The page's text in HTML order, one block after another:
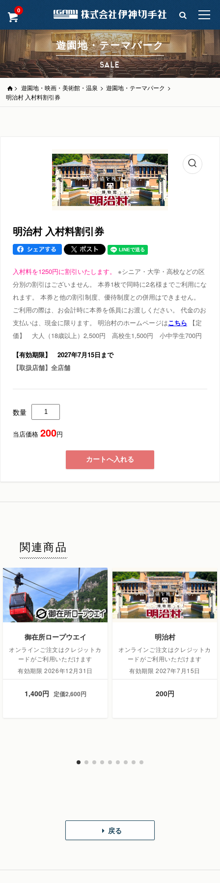
0
遊園地・テーマパーク
SALE
> 遊園地・映画・美術館・温泉 > 遊園地・テーマパーク >
明治村 入村料割引券
明治村 入村料割引券
入村料を1250円に割引いたします。
※シニア・大学・高校などの区
分別の割引はございません。 本券1枚で同時に2名様 までご利用にな
れます。 本券と他の割引制度、優待制度との併用はできません。
ご利用の際は、お会計時に本券を係員にお渡しください。 代金のお
支払いは、現金に限ります。 明治村のホームページはこちら 【定
価】 大人（18歳以上）2,500円 高校生1,500円 小中学生700円
【有効期限】 2027年7月15日まで
【取扱店舗】全店舗
数量
当店価格 200円
カートへ入れる
関連商品
御在所ロープウエイ
オンラインご注文はクレジットカ
ードがご利用いただけます
有効期限 2026年12月31日
1,400円 定価2,600円
明治村
オンラインご注文はクレジットカ
ードがご利用いただけます
有効期限 2027年7月15日
200円
戻る